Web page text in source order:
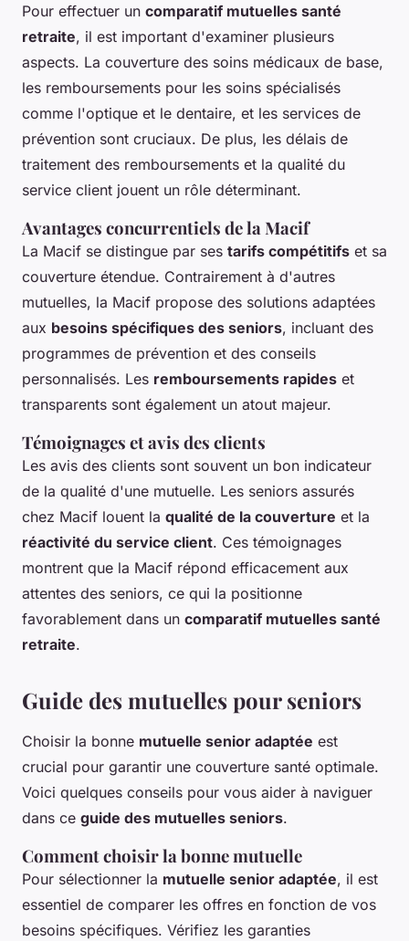
Pour effectuer un comparatif mutuelles santé
retraite, il est important d'examiner plusieurs
aspects. La couverture des soins médicaux de base,
les remboursements pour les soins spécialisés
comme l'optique et le dentaire, et les services de
prévention sont cruciaux. De plus, les délais de
traitement des remboursements et la qualité du
service client jouent un rôle déterminant.
Avantages concurrentiels de la Macif
La Macif se distingue par ses tarifs compétitifs et sa
couverture étendue. Contrairement à d'autres
mutuelles, la Macif propose des solutions adaptées
aux besoins spécifiques des seniors, incluant des
programmes de prévention et des conseils
personnalisés. Les remboursements rapides et
transparents sont également un atout majeur.
Témoignages et avis des clients
Les avis des clients sont souvent un bon indicateur
de la qualité d'une mutuelle. Les seniors assurés
chez Macif louent la qualité de la couverture et la
réactivité du service client. Ces témoignages
montrent que la Macif répond efficacement aux
attentes des seniors, ce qui la positionne
favorablement dans un comparatif mutuelles santé
retraite.
Guide des mutuelles pour seniors
Choisir la bonne mutuelle senior adaptée est
crucial pour garantir une couverture santé optimale.
Voici quelques conseils pour vous aider à naviguer
dans ce guide des mutuelles seniors.
Comment choisir la bonne mutuelle
Pour sélectionner la mutuelle senior adaptée, il est
essentiel de comparer les offres en fonction de vos
besoins spécifiques. Vérifiez les garanties